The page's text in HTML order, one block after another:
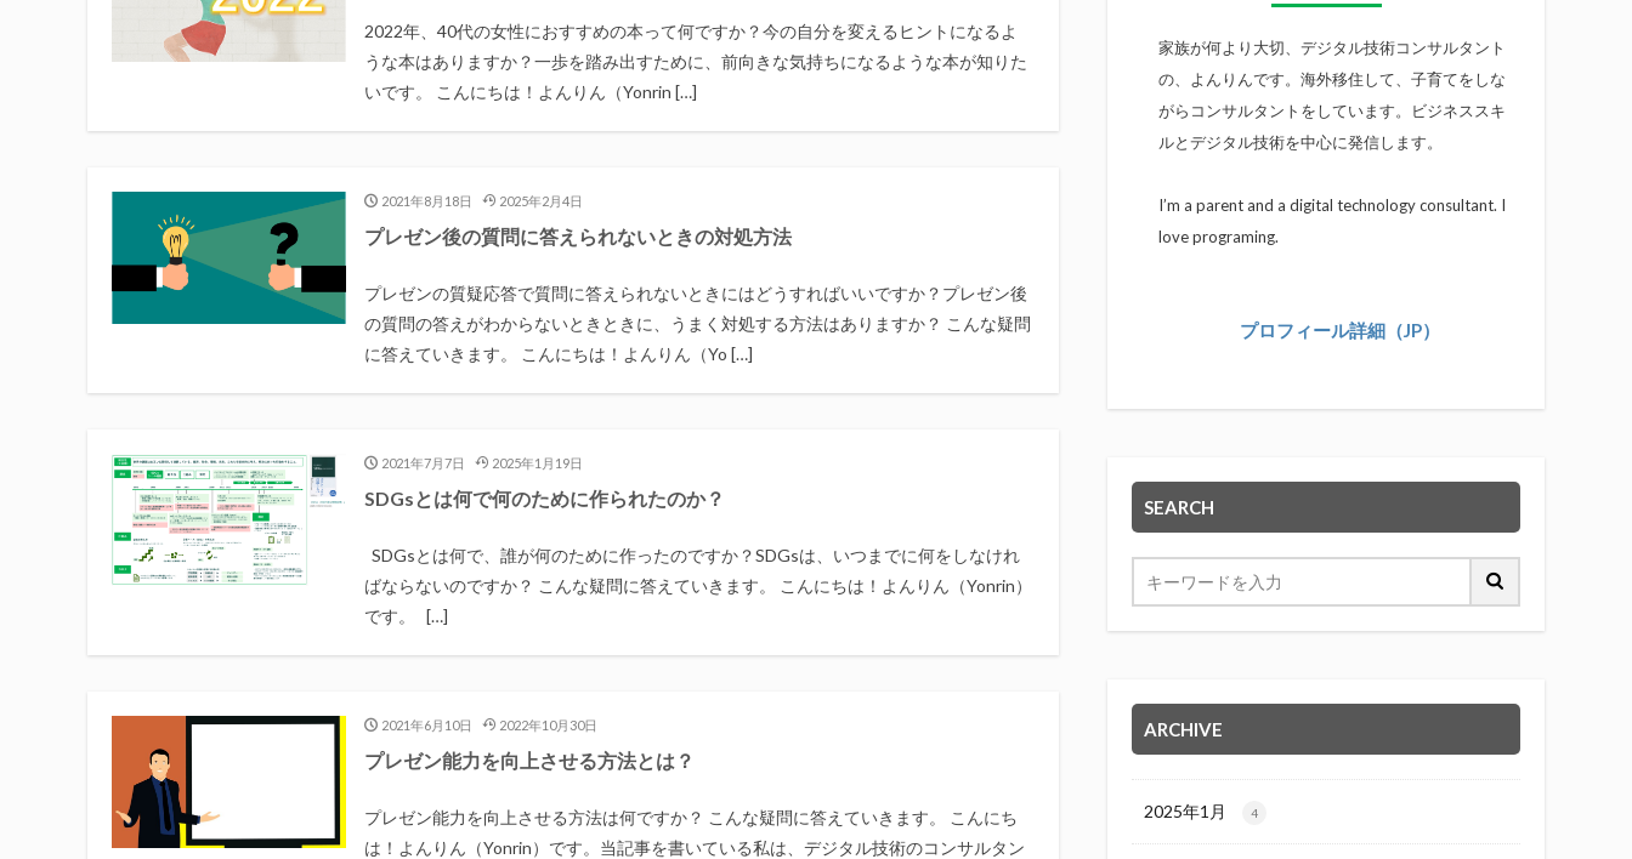
2022年、40代の女性におすすめの本って何ですか？今の自分を変えるヒントになるよ
うな本はありますか？一歩を踏み出すために、前向きな気持ちになるような本が知りた
いです。 こんにちは！よんりん（Yonrin […]
2021年8月18日 2025年2月4日
プレゼン後の質問に答えられないときの対処方法
プレゼンの質疑応答で質問に答えられないときにはどうすればいいですか？プレゼン後
の質問の答えがわからないときときに、うまく対処する方法はありますか？ こんな疑問
に答えていきます。 こんにちは！よんりん（Yo […]
2021年7月7日 2025年1月19日
SDGsとは何で何のために作られたのか？
SDGsとは何で、誰が何のために作ったのですか？SDGsは、いつまでに何をしなけれ
ばならないのですか？ こんな疑問に答えていきます。 こんにちは！よんりん（Yonrin）
です。 […]
2021年6月10日 2022年10月30日
プレゼン能力を向上させる方法とは？
プレゼン能力を向上させる方法は何ですか？ こんな疑問に答えていきます。 こんにち
は！よんりん（Yonrin）です。当記事を書いている私は、デジタル技術のコンサルタン
家族が何より大切、デジタル技術コンサルタント
の、よんりんです。海外移住して、子育てをしな
がらコンサルタントをしています。ビジネススキ
ルとデジタル技術を中心に発信します。
I’m a parent and a digital technology consultant. I
love programing.
プロフィール詳細（JP）
SEARCH
ARCHIVE
2025年1月 4